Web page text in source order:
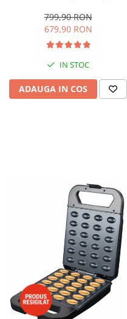
interioara, H 84 cm, Negru
799,90 RON
679,90 RON
IN STOC
ADAUGA IN COS